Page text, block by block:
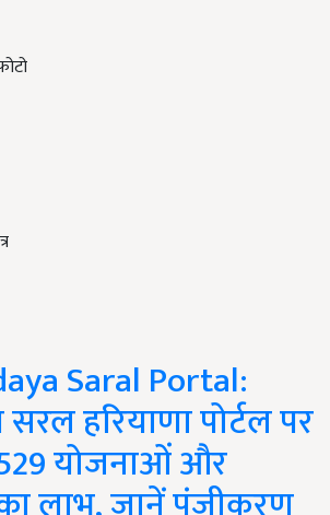
Saral Portal:
हरियाणा पोर्टल पर
योजनाओं और